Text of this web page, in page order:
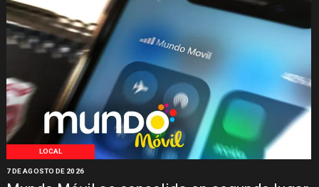
LOCAL
7 DE AGOSTO DE 2026